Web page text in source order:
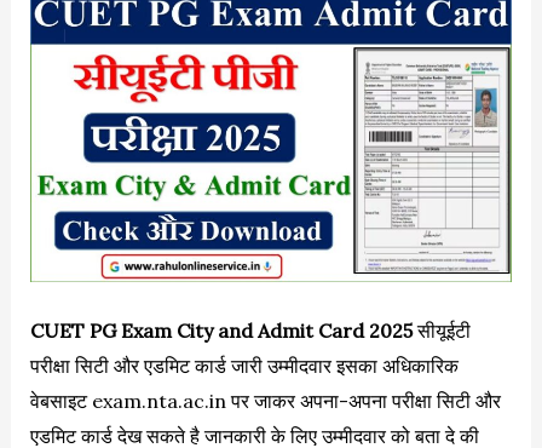
CUET PG Exam City and Admit Card 2025सीयूईटी
परीक्षा सिटी और एडमिट कार्ड जारी उम्मीदवार इसका अधिकारिक
वेबसाइट exam.nta.ac.in पर जाकर अपना-अपना परीक्षा सिटी और
एडमिट कार्ड देख सकते है जानकारी के लिए उम्मीदवार को बता दे की